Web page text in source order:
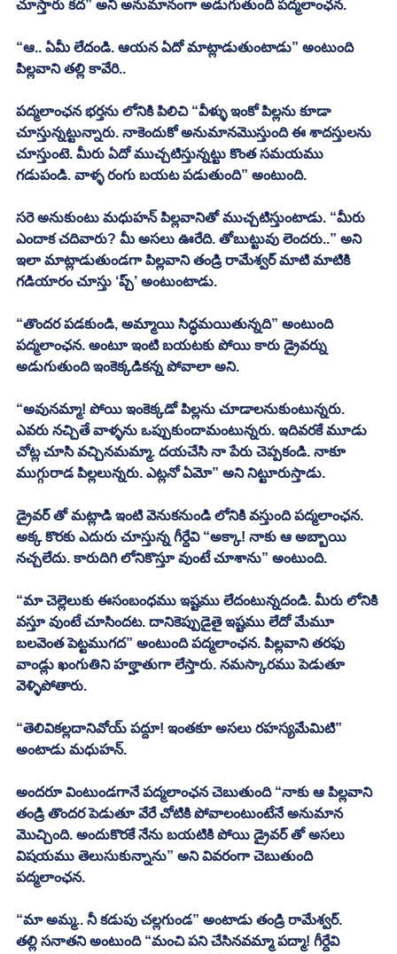
చూస్తారు కద” అని అనుమానంగా అడుగుతుంది పద్మలాంఛన.
“ఆ.. ఏమీ లేదండి. ఆయన ఏదో మాట్లాడుతుంటాడు” అంటుంది
పిల్లవాని తల్లి కావేరి..
పద్మలాంఛన భర్తను లోనికి పిలిచి “వీళ్ళు ఇంకో పిల్లను కూడా
చూస్తున్నట్టున్నారు. నాకెందుకో అనుమానమొస్తుంది ఈ శాదస్తులను
చూస్తుంటె. మీరు ఏదో ముచ్చటిస్తున్నట్టు కొంత సమయము
గడుపండి. వాళ్ళ రంగు బయట పడుతుంది” అంటుంది.
సరె అనుకుంటు మధుహన్ పిల్లవానితో ముచ్చటిస్తుంటాడు. “మీరు
ఎందాక చదివారు? మీ అసలు ఊరేది. తోబుట్టువు లెందరు..” అని
ఇలా మాట్లాడుతుండగా పిల్లవాని తండ్రి రామేశ్వర్ మాటి మాటికి
గడియారం చూస్తు ‘ప్చ్’ అంటుంటాడు.
“తొందర పడకుండి, అమ్మాయి సిద్ధమయితున్నది” అంటుంది
పద్మలాంఛన. అంటూ ఇంటి బయటకు పోయి కారు డ్రైవర్ను
అడుగుతుంది ఇంకెక్కడికన్న పోవాలా అని.
“అవునమ్మా! పోయి ఇంకెక్కడో పిల్లను చూడాలనుకుంటున్నరు.
ఎవరు నచ్చితే వాళ్ళను ఒప్పుకుందామంటున్నరు. ఇదివరకే మూడు
చోట్ల చూసి వచ్చినమమ్మా. దయచేసి నా పేరు చెప్పకండి. నాకూ
ముగ్గురాడ పిల్లలున్నరు. ఎట్లనో ఏమో” అని నిట్టూరుస్తాడు.
డ్రైవర్ తో మట్లాడి ఇంటి వెనుకనుండి లోనికి వస్తుంది పద్మలాంఛన.
అక్క కొరకు ఎదురు చూస్తున్న గీర్దేవి “అక్కా! నాకు ఆ అబ్బాయి
నచ్చలేదు. కారుదిగి లోనికొస్తూ వుంటే చూశాను” అంటుంది.
“మా చెల్లెలుకు ఈసంబంధము ఇష్టము లేదంటున్నదండి. మీరు లోనికి
వస్తూ వుంటే చూసిందట. దానికెప్పుడైతై ఇష్టము లేదో మేమూ
బలవెంత పెట్టముగద” అంటుంది పద్మలాంఛన. పిల్లవాని తరఫు
వాండ్లు ఖంగుతిని హఠ్హాతుగా లేస్తారు. నమస్కారము పెడుతూ
వెళ్ళిపోతారు.
“తెలివికల్లదానివోయ్ పద్దూ! ఇంతకూ అసలు రహస్యమేమిటి”
అంటాడు మధుహన్.
అందరూ వింటుండగానే పద్మలాంఛన చెబుతుంది “నాకు ఆ పిల్లవాని
తండ్రి తొందర పెడుతూ వేరే చోటికి పోవాలంటుంటేనే అనుమాన
మొచ్చింది. అందుకొరకే నేను బయటికి పోయి డ్రైవర్ తో అసలు
విషయము తెలుసుకున్నాను” అని వివరంగా చెబుతుంది
పద్మలాంఛన.
“మా అమ్మ.. నీ కడుపు చల్లగుండ” అంటాడు తండ్రి రామేశ్వర్.
తల్లి సనాతని అంటుంది “మంచి పని చేసినవమ్మా పద్మా! గీర్దేవి